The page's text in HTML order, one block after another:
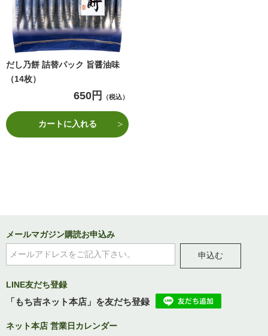
だし乃餅 詰替パック 旨醤油味
（14枚）
650円 （税込）
カートに入れる
メールマガジン購読お申込み
申込む
LINE友だち登録
「もち吉ネット本店」を友だち登録
ネット本店 営業日カレンダー